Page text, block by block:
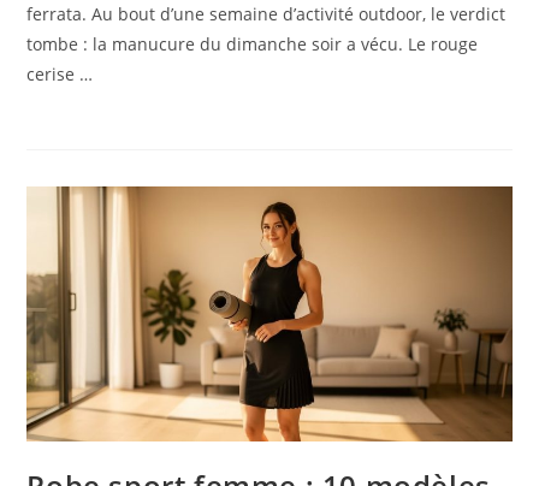
ferrata. Au bout d’une semaine d’activité outdoor, le verdict
tombe : la manucure du dimanche soir a vécu. Le rouge
cerise …